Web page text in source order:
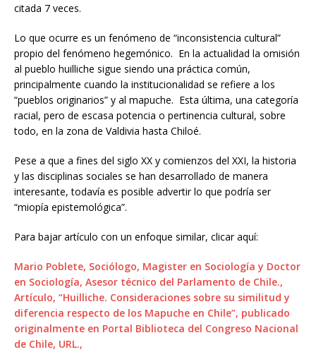
citada 7 veces.
Lo que ocurre es un fenómeno de “inconsistencia cultural”
propio del fenómeno hegemónico. En la actualidad la omisión
al pueblo huilliche sigue siendo una práctica común,
principalmente cuando la institucionalidad se refiere a los
“pueblos originarios” y al mapuche. Esta última, una categoría
racial, pero de escasa potencia o pertinencia cultural, sobre
todo, en la zona de Valdivia hasta Chiloé.
Pese a que a fines del siglo XX y comienzos del XXI, la historia
y las disciplinas sociales se han desarrollado de manera
interesante, todavía es posible advertir lo que podría ser
“miopía epistemológica”.
Para bajar artículo con un enfoque similar, clicar aquí:
Mario Poblete, Sociólogo, Magister en Sociología y Doctor
en Sociología, Asesor técnico del Parlamento de Chile.,
Artículo, “Huilliche. Consideraciones sobre su similitud y
diferencia respecto de los Mapuche en Chile”, publicado
originalmente en Portal Biblioteca del Congreso Nacional
de Chile, URL.,